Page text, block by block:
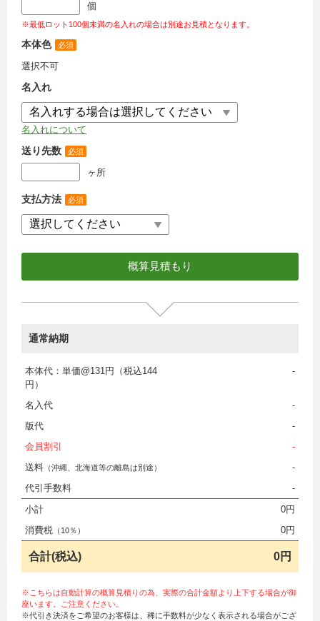
個
※最低ロット100個未満の名入れの場合は別途お見積となります。
本体色 必須
選択不可
名入れ
名入れについて
送り先数 必須
ヶ所
支払方法 必須
通常納期
本体代：単価@131円（税込144
円）
-
名入代
-
版代
-
会員割引
-
送料 （沖縄、北海道等の離島は別途）
-
代引手数料
-
小計
0円
消費税 （10％） 0円
合計(税込) 0円
※こちらは自動計算の概算見積りの為、実際の合計金額より上下する場合が御
座います。ご注意ください。
※代引き決済をご希望のお客様は、稀に手数料が少なく表示される場合がござ